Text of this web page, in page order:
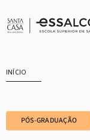
para
INÍCIO
PÓS-GRADUAÇÃO